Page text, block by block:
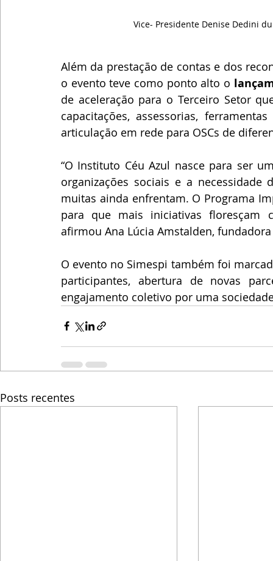
Vice- Presidente Denise Dedini
Além da prestação de contas e dos
o evento teve como ponto alto o
de aceleração para o Terceiro Setor
capacitações, assessorias,
articulação em rede para OSCs de
“O Instituto Céu Azul nasce para ser
organizações sociais e a
muitas ainda enfrentam. O Programa
para que mais iniciativas floresçam
afirmou Ana Lúcia Amstalden,
O evento no Simespi também foi
participantes, abertura de novas
engajamento coletivo por uma
Posts recentes